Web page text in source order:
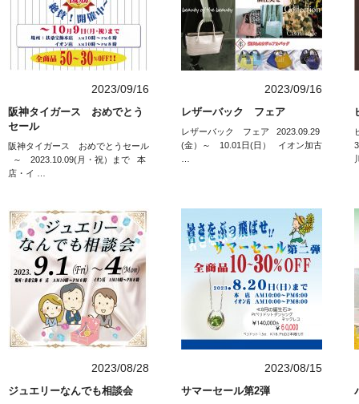
2023/09/16
阪神タイガース おめでとう
セール
阪神タイガース おめでとうセール
～ 2023.10.09(月・祝）まで 本
店・イ …
2023/09/16
レザーバック フェア
レザーバック フェア 2023.09.29
(金）～ 10.01日(日） イオン加古
2023/08/28
ジュエリーなんでも相談会
2023/08/15
サマーセール第2弾